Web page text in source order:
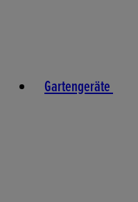
Gartengeräte